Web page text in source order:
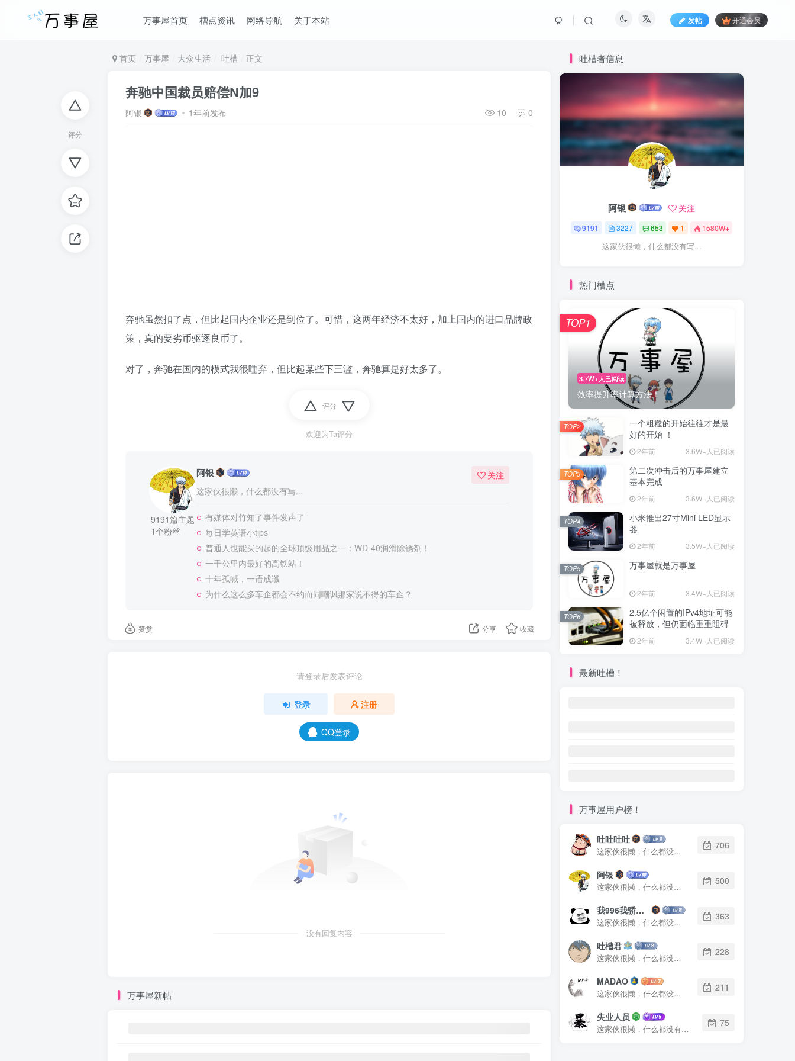
万事屋首页 槽点资讯 网络导航 关于本站 发帖 开通会员
评分
首页 万事屋 大众生活 吐槽 正文
奔驰中国裁员赔偿N加9
阿银 1年前发布 10 0
奔驰虽然扣了点，但比起国内企业还是到位了。可惜，这两年经济不太好，加上国内的进口品牌政
策，真的要劣币驱逐良币了。
对了，奔驰在国内的模式我很唾弃，但比起某些下三滥，奔驰算是好太多了。
评分
欢迎为Ta评分
9191篇主题
1个粉丝
阿银
这家伙很懒，什么都没有写...
关注
有媒体对竹知了事件发声了
每日学英语小tips
普通人也能买的起的全球顶级用品之一：WD-40润滑除锈剂！
一千公里内最好的高铁站！
十年孤喊，一语成谶
为什么这么多车企都会不约而同嘲讽那家说不得的车企？
赞赏 分享 收藏
请登录后发表评论
登录 注册
QQ登录
没有回复内容
万事屋新帖
吐槽者信息
阿银 关注
9191 3227 653 1 1580W+
这家伙很懒，什么都没有写...
热门槽点
3.7W+人已阅读
效率提升率计算方法！
TOP1
一个粗糙的开始往往才是最
好的开始 ！
2年前 3.6W+人已阅读
TOP2
第二次冲击后的万事屋建立
基本完成
2年前 3.6W+人已阅读
TOP3
小米推出27寸Mini LED显示
器
2年前 3.5W+人已阅读
TOP4
万事屋就是万事屋
2年前 3.4W+人已阅读
TOP5
2.5亿个闲置的IPv4地址可能
被释放，但仍面临重重阻碍
2年前 3.4W+人已阅读
TOP6
最新吐槽！
万事屋用户榜！
吐吐吐吐
这家伙很懒，什么都没有写...
706
阿银
这家伙很懒，什么都没有写...
500
我996我骄傲了么
这家伙很懒，什么都没有写...
363
吐槽君
这家伙很懒，什么都没有写...
228
MADAO
这家伙很懒，什么都没有写...
211
失业人员
这家伙很懒，什么都没有写...
75